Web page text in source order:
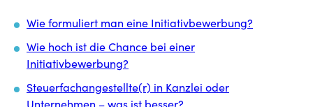
Wie formuliert man eine Initiativbewerbung?
Wie hoch ist die Chance bei einer
Initiativbewerbung?
Steuerfachangestellte(r) in Kanzlei oder